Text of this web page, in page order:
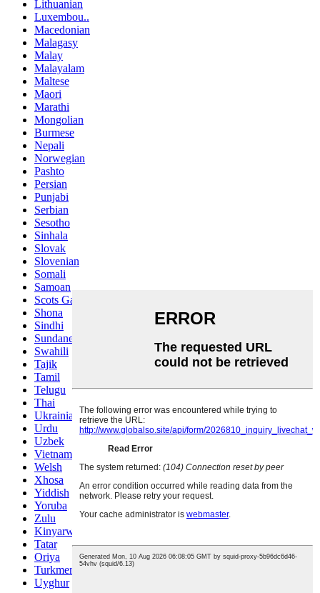
Lithuanian
Luxembou..
Macedonian
Malagasy
Malay
Malayalam
Maltese
Maori
Marathi
Mongolian
Burmese
Nepali
Norwegian
Pashto
Persian
Punjabi
Serbian
Sesotho
Sinhala
Slovak
Slovenian
Somali
Samoan
Scots Gaelic
Shona
Sindhi
Sundanese
Swahili
Tajik
Tamil
Telugu
Thai
Ukrainian
Urdu
Uzbek
Vietnamese
Welsh
Xhosa
Yiddish
Yoruba
Zulu
Kinyarwanda
Tatar
Oriya
Turkmen
Uyghur